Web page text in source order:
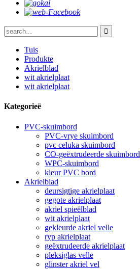
Tuis
Produkte
Akrielblad
wit akrielplaat
wit akrielplaat
Kategorieë
PVC-skuimbord
PVC-vrye skuimbord
pvc celuka skuimbord
CO-geëxtrudeerde skuimbord
WPC-skuimbord
kleur PVC bord
Akrielblad
deursigtige akrielplaat
gegote akrielplaat
akriel spieëlblad
wit akrielplaat
gekleurde akriel velle
ryp akrielplaat
geëxtrudeerde akrielplaat
pleksiglas velle
glinster akriel vel